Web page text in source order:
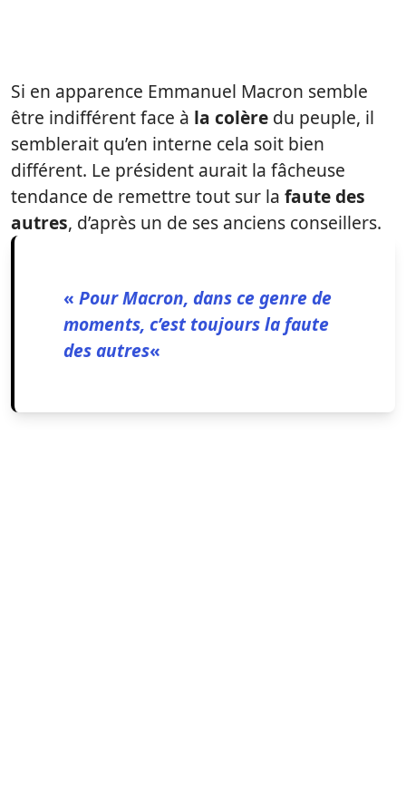
Si en apparence Emmanuel Macron semble
être indifférent face à la colère du peuple, il
semblerait qu’en interne cela soit bien
différent. Le président aurait la fâcheuse
tendance de remettre tout sur la faute des
autres, d’après un de ses anciens conseillers.
« Pour Macron, dans ce genre de
moments, c’est toujours la faute
des autres«